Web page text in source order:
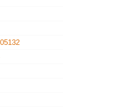
05132